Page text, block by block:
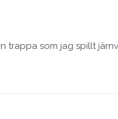
trappa som jag spillt